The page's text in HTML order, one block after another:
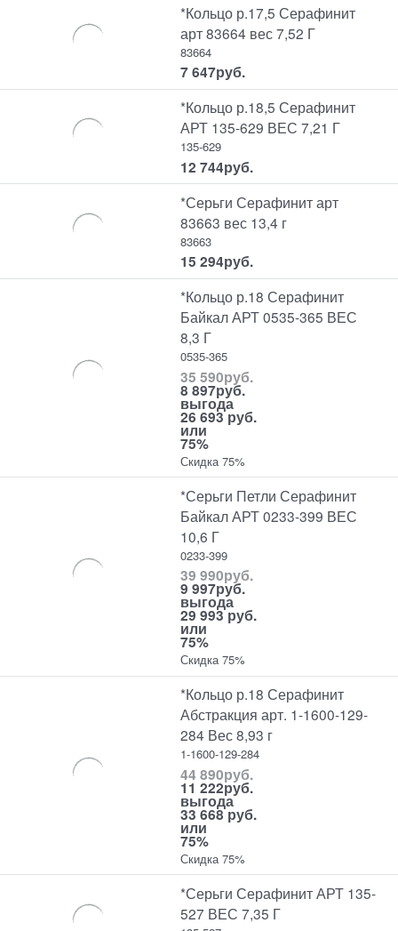
*Кольцо р.17,5 Серафинит
арт 83664 вес 7,52 Г
83664
7 647руб.
*Кольцо р.18,5 Серафинит
АРТ 135-629 ВЕС 7,21 Г
135-629
12 744руб.
*Серьги Серафинит арт
83663 вес 13,4 г
83663
15 294руб.
*Кольцо р.18 Серафинит
Байкал АРТ 0535-365 ВЕС
8,3 Г
0535-365
35 590руб.
8 897руб.
выгода
26 693 руб.
или
75%
Скидка 75%
*Серьги Петли Серафинит
Байкал АРТ 0233-399 ВЕС
10,6 Г
0233-399
39 990руб.
9 997руб.
выгода
29 993 руб.
или
75%
Скидка 75%
*Кольцо р.18 Серафинит
Абстракция арт. 1-1600-129-
284 Вес 8,93 г
1-1600-129-284
44 890руб.
11 222руб.
выгода
33 668 руб.
или
75%
Скидка 75%
*Серьги Серафинит АРТ 135-
527 ВЕС 7,35 Г